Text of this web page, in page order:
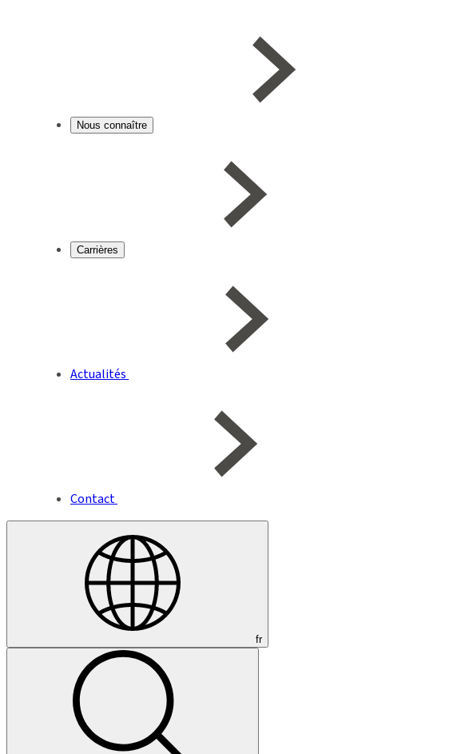
Nous connaître
Carrières
Actualités
Contact
fr